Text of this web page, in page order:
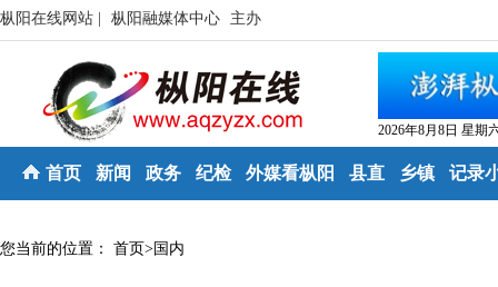
枞阳在线网站 | 枞阳融媒体中心 主办
2026年8月8日 星期
首页 新闻 政务 纪检 外媒看枞阳 县直 乡镇 记录
您当前的位置： 首页>国内